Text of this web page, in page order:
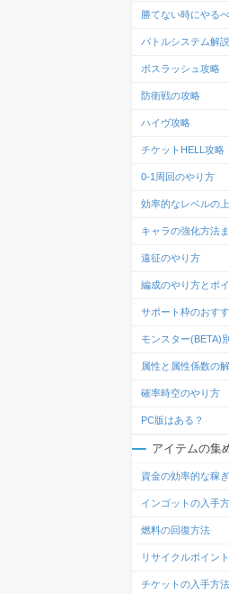
勝てない時にやる
バトルシステム解説
ボスラッシュ攻略
防衛戦の攻略
ハイヴ攻略
チケットHELL攻略
0-1周回のやり方
効率的なレベルの
キャラの強化方法
遠征のやり方
編成のやり方とポ
サポート枠のおす
モンスター(BETA)
属性と属性係数の
確率時空のやり方
PC版はある？
アイテムの集
資金の効率的な稼
インゴットの入手
燃料の回復方法
リサイクルポイント
チケットの入手方